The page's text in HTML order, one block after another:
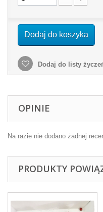
Dodaj do koszyka
Dodaj do listy
OPINIE
Na razie nie dodano żadnej
PRODUKTY